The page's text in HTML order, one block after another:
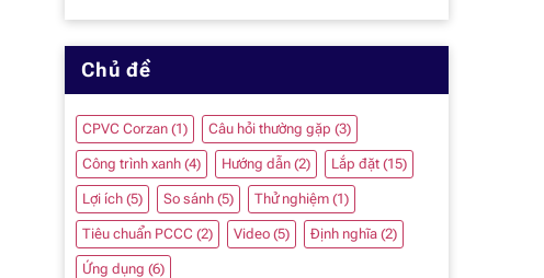
Chủ đề
CPVC Corzan (1) Câu hỏi thường gặp (3)
Công trình xanh (4) Hướng dẫn (2) Lắp đặt (15)
Lợi ích (5) So sánh (5) Thử nghiệm (1)
Tiêu chuẩn PCCC (2) Video (5) Định nghĩa (2)
Ứng dụng (6)